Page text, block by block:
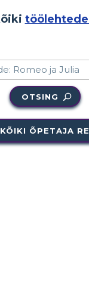
OTSING
ÕPETAJA